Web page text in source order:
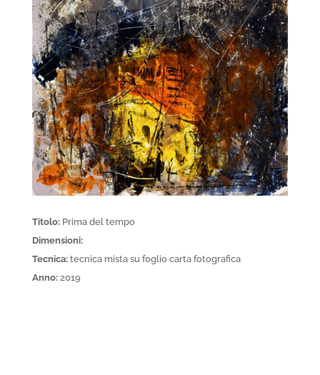
Titolo:Prima del tempo
Dimensioni:
Tecnica:tecnica mista su foglio carta fotografica
Anno:2019